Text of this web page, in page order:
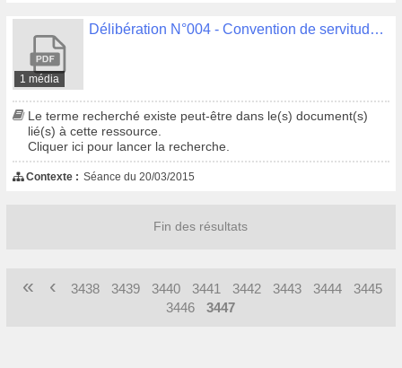
1 média
Délibération N°004 - Convention de servitude ERDF - Kervouyec
Le terme recherché existe peut-être dans le(s) document(s)
lié(s) à cette ressource.
Cliquer ici pour lancer la recherche.
Contexte : Séance du 20/03/2015
Fin des résultats
« ‹ 3438 3439 3440 3441 3442 3443 3444
3445
3446
3447